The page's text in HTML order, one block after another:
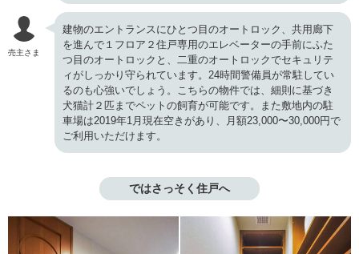
売主さま
建物のエントランスにひとつ目のオートロック、共用廊下
を進んで１フロア２住戸専用のエレベーターの手前にふた
つ目のオートロックと、二重のオートロックでセキュリテ
ィがしっかり守られています。24時間警備員が常駐してい
るのも心強いでしょう。こちらの物件では、細則に基づき
犬猫計２匹までペットの飼育が可能です。また敷地内の駐
車場は2019年1月現在空きがあり、月額23,000〜30,000円で
ご利用いただけます。
ではさっそく住戸へ